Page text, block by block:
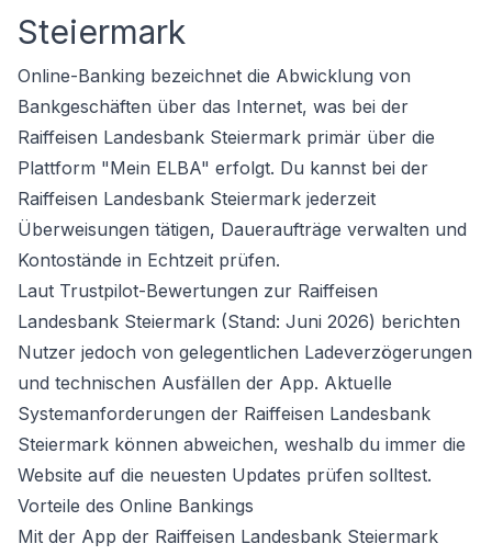
Steiermark
Online-Banking bezeichnet die Abwicklung von
Bankgeschäften über das Internet, was bei der
Raiffeisen Landesbank Steiermark primär über die
Plattform "Mein ELBA" erfolgt. Du kannst bei der
Raiffeisen Landesbank Steiermark jederzeit
Überweisungen tätigen, Daueraufträge verwalten und
Kontostände in Echtzeit prüfen.
Laut Trustpilot-Bewertungen zur Raiffeisen
Landesbank Steiermark (Stand: Juni 2026) berichten
Nutzer jedoch von gelegentlichen Ladeverzögerungen
und technischen Ausfällen der App. Aktuelle
Systemanforderungen der Raiffeisen Landesbank
Steiermark können abweichen, weshalb du immer die
Website auf die neuesten Updates prüfen solltest.
Vorteile des Online Bankings
Mit der App der Raiffeisen Landesbank Steiermark